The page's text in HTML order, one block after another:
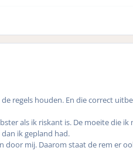
de regels houden. En die correct
als ik riskant is. De moeite die
ik gepland had.
door mij. Daarom staat de rem er